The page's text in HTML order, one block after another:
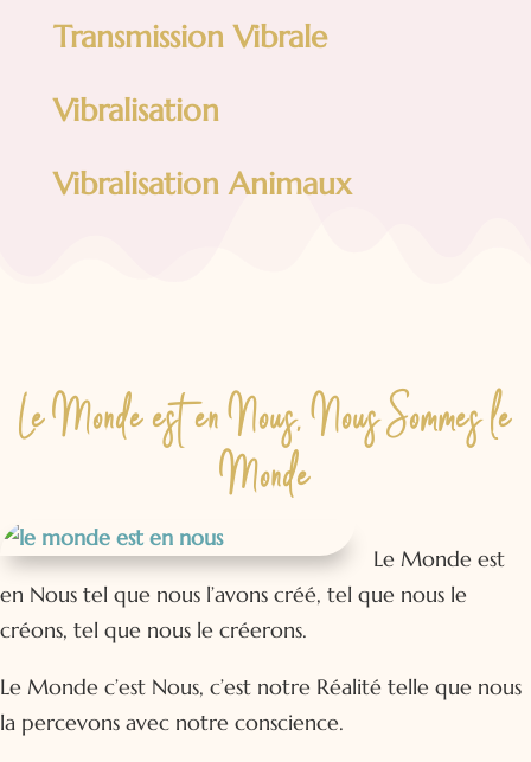
Transmission Vibrale
Vibralisation
Vibralisation Animaux
Le Monde est en Nous, Nous Sommes le
Monde
Le Monde est
en Nous tel que nous l’avons créé, tel que nous le
créons, tel que nous le créerons.
Le Monde c’est Nous, c’est notre Réalité telle que nous
la percevons avec notre conscience.